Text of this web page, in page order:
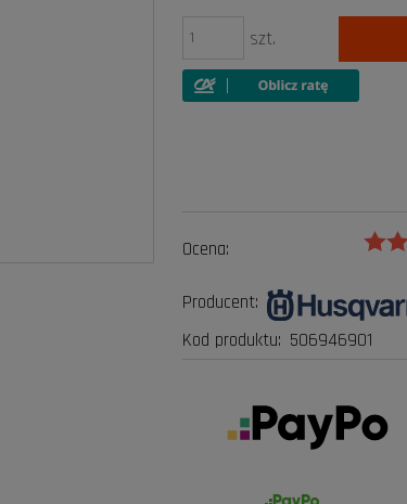
szt.
Ocena:
Producent:
Kod produktu: 506946901